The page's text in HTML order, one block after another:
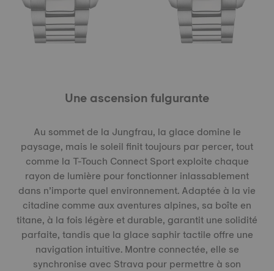
Une ascension fulgurante
Au sommet de la Jungfrau, la glace domine le
paysage, mais le soleil finit toujours par percer, tout
comme la T-Touch Connect Sport exploite chaque
rayon de lumière pour fonctionner inlassablement
dans n’importe quel environnement. Adaptée à la vie
citadine comme aux aventures alpines, sa boîte en
titane, à la fois légère et durable, garantit une solidité
parfaite, tandis que la glace saphir tactile offre une
navigation intuitive. Montre connectée, elle se
synchronise avec Strava pour permettre à son